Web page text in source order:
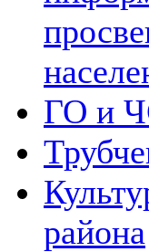
ГО и
района